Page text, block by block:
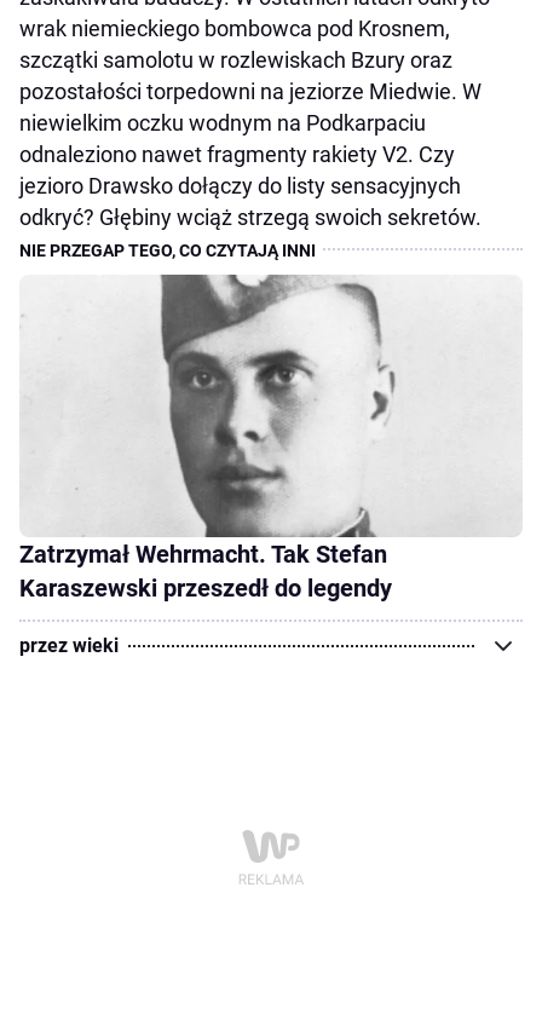
wrak niemieckiego bombowca pod Krosnem,
szczątki samolotu w rozlewiskach Bzury oraz
pozostałości torpedowni na jeziorze Miedwie. W
niewielkim oczku wodnym na Podkarpaciu
odnaleziono nawet fragmenty rakiety V2. Czy
jezioro Drawsko dołączy do listy sensacyjnych
odkryć? Głębiny wciąż strzegą swoich sekretów.
Zatrzymał Wehrmacht. Tak Stefan
Karaszewski przeszedł do legendy
przez wieki